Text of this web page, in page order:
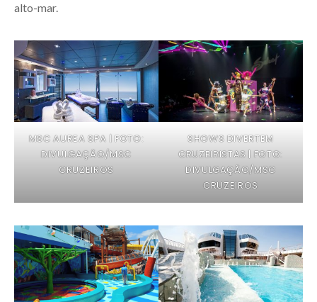
alto-mar.
MSC AUREA SPA | FOTO:
DIVULGAÇÃO/MSC
CRUZEIROS
SHOWS DIVERTEM
CRUZEIRISTAS | FOTO:
DIVULGAÇÃO/MSC
CRUZEIROS